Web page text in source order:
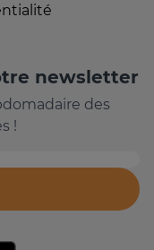
newsletter
des
!